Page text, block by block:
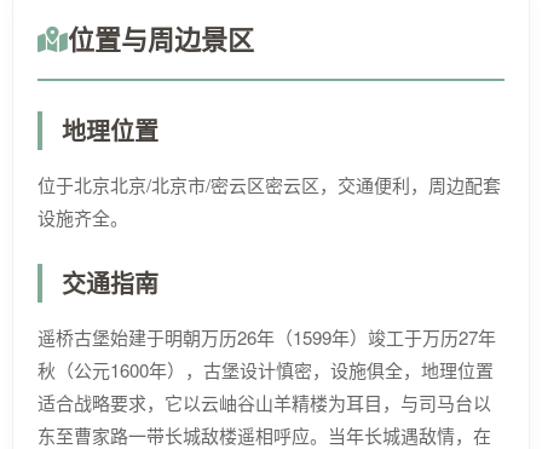
位置与周边景区
地理位置
位于北京北京/北京市/密云区密云区，交通便利，周边配套
设施齐全。
交通指南
遥桥古堡始建于明朝万历26年（1599年）竣工于万历27年
秋（公元1600年），古堡设计慎密，设施俱全，地理位置
适合战略要求，它以云岫谷山羊精楼为耳目，与司马台以
东至曹家路一带长城敌楼遥相呼应。当年长城遇敌情，在